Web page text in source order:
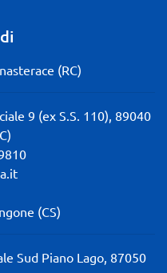
(RC)
9 (ex S.S. 110), 89040
(CS)
Sud Piano Lago, 87050